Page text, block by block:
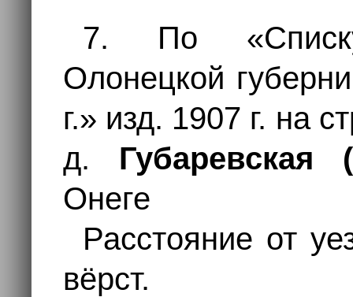
7. По
Олонецкой
г.» изд. 1907 г. на
д. Губаревская
Онеге
Расстояние от
вёрст.